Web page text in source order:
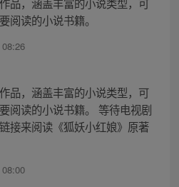
阅读的小说书籍。
品，涵盖丰富的小说类型，可
阅读的小说书籍。 等待电视剧
接来阅读《狐妖小红娘》原著